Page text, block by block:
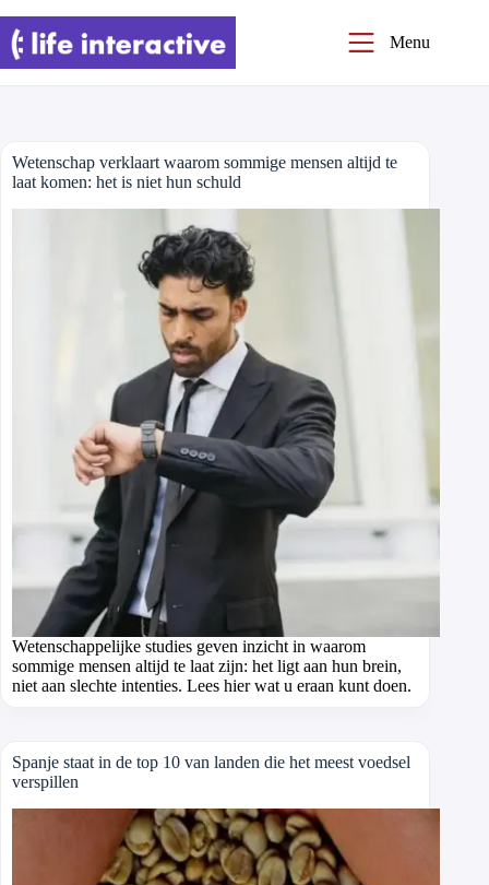
naar
de
inhoud
Menu
Wetenschap verklaart waarom sommige mensen altijd te
laat komen: het is niet hun schuld
Wetenschappelijke studies geven inzicht in waarom
sommige mensen altijd te laat zijn: het ligt aan hun brein,
niet aan slechte intenties. Lees hier wat u eraan kunt doen.
Spanje staat in de top 10 van landen die het meest voedsel
verspillen